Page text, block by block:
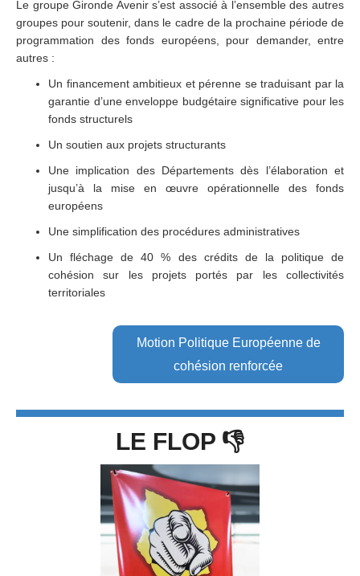
Le groupe Gironde Avenir s’est associé à l’ensemble des autres
groupes pour soutenir, dans le cadre de la prochaine période de
programmation des fonds européens, pour demander, entre
autres :
Un financement ambitieux et pérenne se traduisant par la
garantie d’une enveloppe budgétaire significative pour les
fonds structurels
Un soutien aux projets structurants
Une implication des Départements dès l’élaboration et
jusqu’à la mise en œuvre opérationnelle des fonds
européens
Une simplification des procédures administratives
Un fléchage de 40 % des crédits de la politique de
cohésion sur les projets portés par les collectivités
territoriales
Motion Politique Européenne de
cohésion renforcée
LE FLOP 👎